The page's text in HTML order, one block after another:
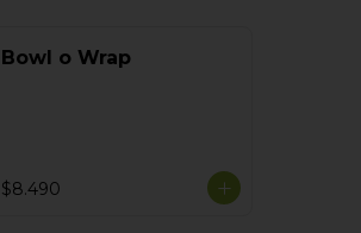
Bowl o Wrap
$8.490